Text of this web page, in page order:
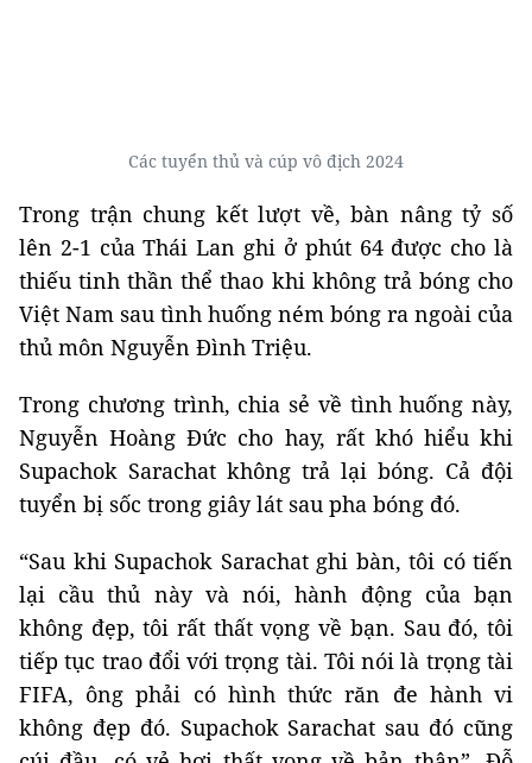
Các tuyển thủ và cúp vô địch 2024
Trong trận chung kết lượt về, bàn nâng tỷ số
lên 2-1 của Thái Lan ghi ở phút 64 được cho là
thiếu tinh thần thể thao khi không trả bóng cho
Việt Nam sau tình huống ném bóng ra ngoài của
thủ môn Nguyễn Đình Triệu.
Trong chương trình, chia sẻ về tình huống này,
Nguyễn Hoàng Đức cho hay, rất khó hiểu khi
Supachok Sarachat không trả lại bóng. Cả đội
tuyển bị sốc trong giây lát sau pha bóng đó.
“Sau khi Supachok Sarachat ghi bàn, tôi có tiến
lại cầu thủ này và nói, hành động của bạn
không đẹp, tôi rất thất vọng về bạn. Sau đó, tôi
tiếp tục trao đổi với trọng tài. Tôi nói là trọng tài
FIFA, ông phải có hình thức răn đe hành vi
không đẹp đó. Supachok Sarachat sau đó cũng